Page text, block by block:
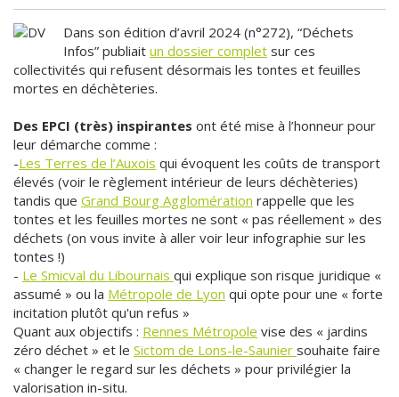
Dans son édition d’avril 2024 (n°272), “Déchets
Infos” publiait un dossier complet sur ces
collectivités qui refusent désormais les tontes et feuilles
mortes en déchèteries.
Des EPCI (très) inspirantes ont été mise à l’honneur pour
leur démarche comme :
-Les Terres de l’Auxois qui évoquent les coûts de transport
élevés (voir le règlement intérieur de leurs déchèteries)
tandis que Grand Bourg Agglomération rappelle que les
tontes et les feuilles mortes ne sont « pas réellement » des
déchets (on vous invite à aller voir leur infographie sur les
tontes !)
- Le Smicval du Libournais qui explique son risque juridique «
assumé » ou la Métropole de Lyon qui opte pour une « forte
incitation plutôt qu'un refus »
Quant aux objectifs : Rennes Métropole vise des « jardins
zéro déchet » et le Sictom de Lons-le-Saunier souhaite faire
« changer le regard sur les déchets » pour privilégier la
valorisation in-situ.